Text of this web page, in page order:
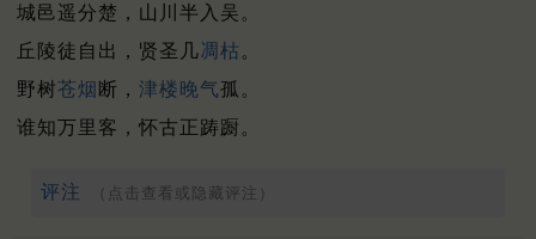
城邑遥分楚，山川半入吴。
丘陵徒自出，贤圣几凋枯 。
野树苍烟 断， 津楼 晚气孤。
谁知万里客，怀古正踌蹰。
评注 （点击查看或隐藏评注）